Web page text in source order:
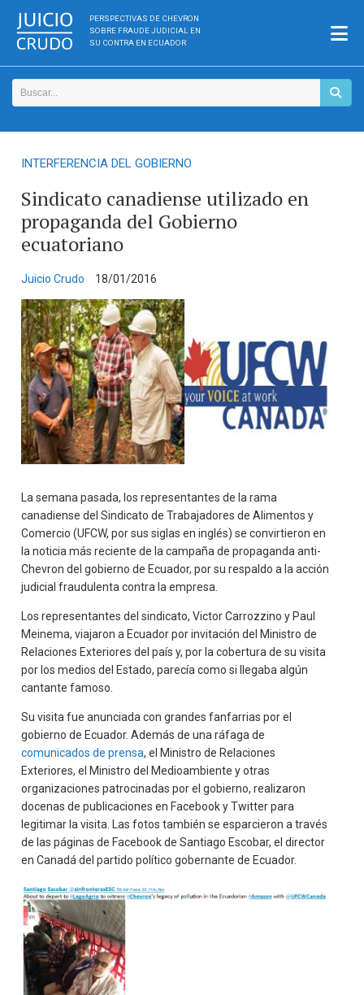
PERSPECTIVAS DE CHEVRON
SOBRE FRAUDE JUDICIAL EN
SU CONTRA EN ECUADOR
INTERFERENCIA DEL GOBIERNO
Sindicato canadiense utilizado en
propaganda del Gobierno
ecuatoriano
Juicio Crudo 18/01/2016
La semana pasada, los representantes de la rama
canadiense del Sindicato de Trabajadores de Alimentos y
Comercio (UFCW, por sus siglas en inglés) se convirtieron en
la noticia más reciente de la campaña de propaganda anti-
Chevron del gobierno de Ecuador, por su respaldo a la acción
judicial fraudulenta contra la empresa.
Los representantes del sindicato, Victor Carrozzino y Paul
Meinema, viajaron a Ecuador por invitación del Ministro de
Relaciones Exteriores del país y, por la cobertura de su visita
por los medios del Estado, parecía como si llegaba algún
cantante famoso.
Su visita fue anunciada con grandes fanfarrias por el
gobierno de Ecuador. Además de una ráfaga de
comunicados de prensa, el Ministro de Relaciones
Exteriores, el Ministro del Medioambiente y otras
organizaciones patrocinadas por el gobierno, realizaron
docenas de publicaciones en Facebook y Twitter para
legitimar la visita. Las fotos también se esparcieron a través
de las páginas de Facebook de Santiago Escobar, el director
en Canadá del partido político gobernante de Ecuador.